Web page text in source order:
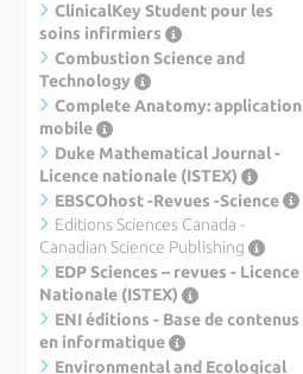
ClinicalKey Student pour les
soins infirmiers
Combustion Science and
Technology
Complete Anatomy: application
mobile
Duke Mathematical Journal -
Licence nationale (ISTEX)
EBSCOhost -Revues -Science
Editions Sciences Canada -
Canadian Science Publishing
EDP Sciences – revues - Licence
Nationale (ISTEX)
ENI éditions - Base de contenus
en informatique
Environmental and Ecological